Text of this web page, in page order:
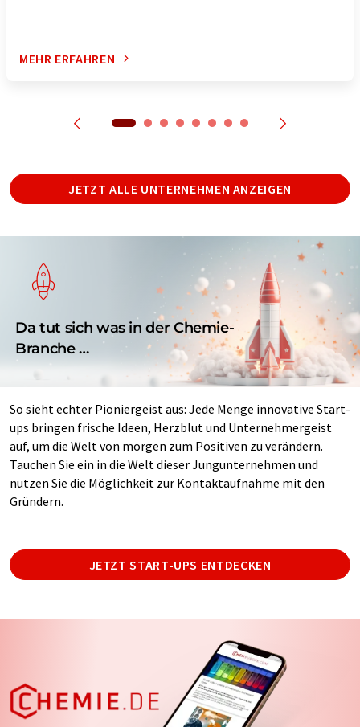
MEHR ERFAHREN
JETZT ALLE UNTERNEHMEN ANZEIGEN
Da tut sich was in der Chemie-
Branche …
So sieht echter Pioniergeist aus: Jede Menge innovative Start-
ups bringen frische Ideen, Herzblut und Unternehmergeist
auf, um die Welt von morgen zum Positiven zu verändern.
Tauchen Sie ein in die Welt dieser Jungunternehmen und
nutzen Sie die Möglichkeit zur Kontaktaufnahme mit den
Gründern.
JETZT START-UPS ENTDECKEN